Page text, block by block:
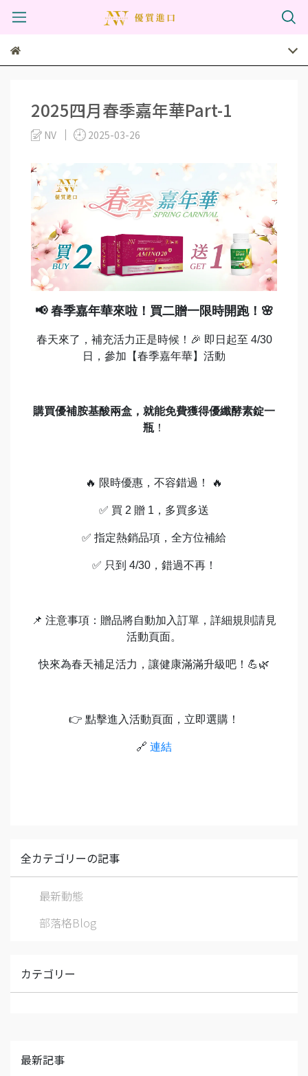
2025四月春季嘉年華Part-1
NV 2025-03-26
📢 春季嘉年華來啦！買二贈一限時開跑！ 🌸
春天來了，補充活力正是時候！ 🎉 即 日起至 4/30
日，參加【春季嘉年華】活動
購買優補胺基酸兩盒，就能免費獲得優纖酵素錠一
瓶 ！
🔥 限時優惠，不容錯過！ 🔥
✅ 買 2 贈 1，多買多送
✅ 指定熱銷品項，全方位補給
✅ 只到 4/30，錯過不再！
📌 注意事項：贈品將自動加入訂單，詳細規則請見
活動頁面。
快來為春天補足活力，讓健康滿滿升級吧！ 💪🌿
👉 點擊進入活動頁面，立即選購！
🔗 連結
全カテゴリーの記事
最新動態
部落格Blog
カテゴリー
最新記事